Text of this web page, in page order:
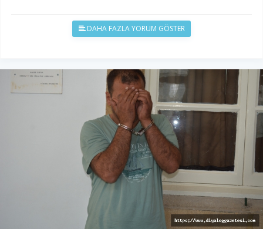
DAHA FAZLA YORUM GÖSTER